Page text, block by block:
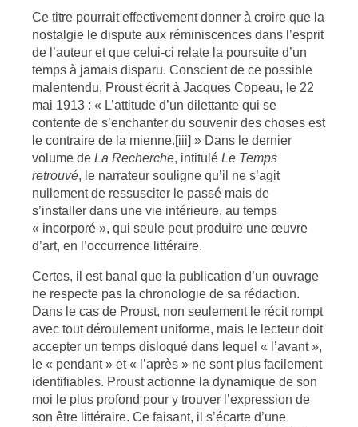
Ce titre pourrait effectivement donner à croire que la
nostalgie le dispute aux réminiscences dans l’esprit
de l’auteur et que celui-ci relate la poursuite d’un
temps à jamais disparu. Conscient de ce possible
malentendu, Proust écrit à Jacques Copeau, le 22
mai 1913 : « L’attitude d’un dilettante qui se
contente de s’enchanter du souvenir des choses est
le contraire de la mienne.[iii] » Dans le dernier
volume de La Recherche, intitulé Le Temps
retrouvé, le narrateur souligne qu’il ne s’agit
nullement de ressusciter le passé mais de
s’installer dans une vie intérieure, au temps
« incorporé », qui seule peut produire une œuvre
d’art, en l’occurrence littéraire.
Certes, il est banal que la publication d’un ouvrage
ne respecte pas la chronologie de sa rédaction.
Dans le cas de Proust, non seulement le récit rompt
avec tout déroulement uniforme, mais le lecteur doit
accepter un temps disloqué dans lequel « l’avant »,
le « pendant » et « l’après » ne sont plus facilement
identifiables. Proust actionne la dynamique de son
moi le plus profond pour y trouver l’expression de
son être littéraire. Ce faisant, il s’écarte d’une